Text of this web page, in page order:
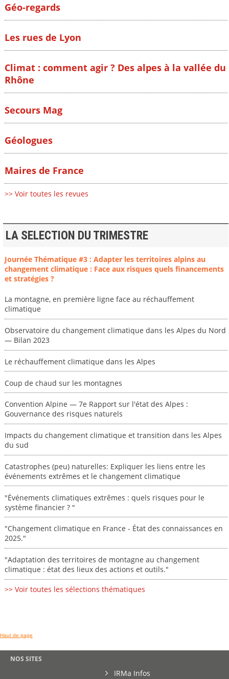
Géo-regards
Les rues de Lyon
Climat : comment agir ? Des alpes à la vallée du
Rhône
Secours Mag
Géologues
Maires de France
>> Voir toutes les revues
LA SELECTION DU TRIMESTRE
Journée Thématique #3 : Adapter les territoires alpins au
changement climatique : Face aux risques quels financements
et stratégies ?
La montagne, en première ligne face au réchauffement
climatique
Observatoire du changement climatique dans les Alpes du Nord
— Bilan 2023
Le réchauffement climatique dans les Alpes
Coup de chaud sur les montagnes
Convention Alpine — 7e Rapport sur l'état des Alpes :
Gouvernance des risques naturels
Impacts du changement climatique et transition dans les Alpes
du sud
Catastrophes (peu) naturelles: Expliquer les liens entre les
événements extrêmes et le changement climatique
"Événements climatiques extrêmes : quels risques pour le
système financier ? "
"Changement climatique en France - État des connaissances en
2025."
"Adaptation des territoires de montagne au changement
climatique : état des lieux des actions et outils."
>> Voir toutes les sélections thématiques
Haut de page
NOS SITES
IRMa Infos